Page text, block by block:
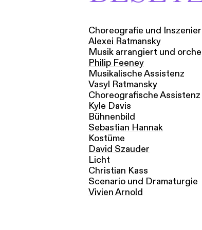
Choreografie und
Alexei Ratmansky
Musik arrangiert und
Philip Feeney
Musikalische Assistenz
Vasyl Ratmansky
Choreografische Assistenz
Kyle Davis
Bühnenbild
Sebastian Hannak
Kostüme
David Szauder
Licht
Christian Kass
Scenario und Dramaturgie
Vivien Arnold